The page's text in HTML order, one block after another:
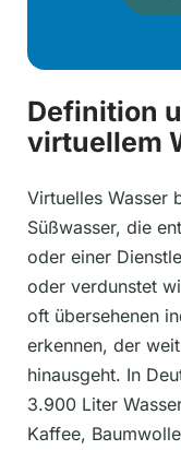
Definition
virtuellem
Virtuelles Wasser
Süßwasser, die
oder einer
oder verdunstet
oft übersehenen
erkennen, der
hinausgeht. In
3.900 Liter
Kaffee,